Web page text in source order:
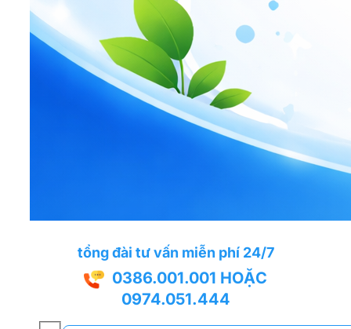
tổng đài tư vấn miễn phí 24/7
0386.001.001 HOẶC
0974.051.444